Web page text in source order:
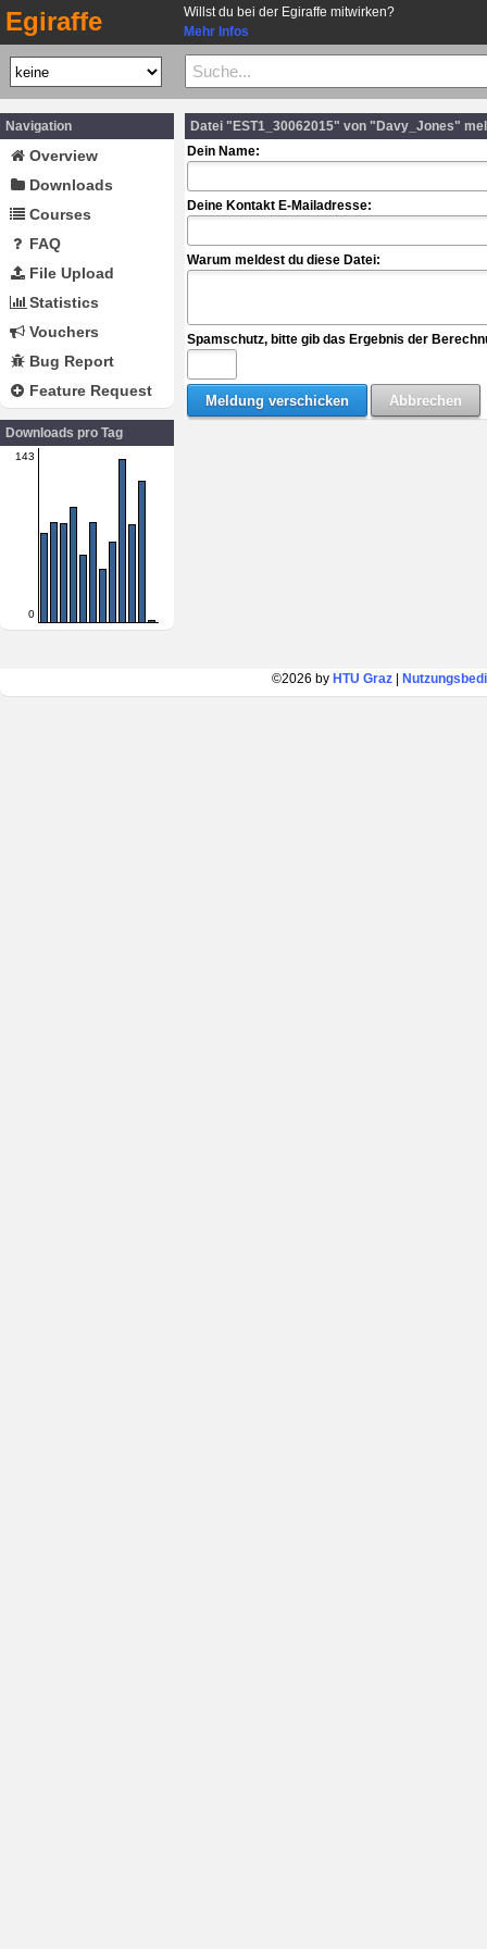
Egiraffe
Willst du bei der Egiraffe mitwirken?
Mehr Infos
Navigation
Overview
Downloads
Courses
FAQ
File Upload
Statistics
Vouchers
Bug Report
Feature Request
Downloads pro Tag
143
0
Datei "EST1_30062015" von "Davy_Jones"
Dein Name:
Deine Kontakt E-Mailadresse:
Warum meldest du diese Datei:
Spamschutz, bitte gib das Ergebnis der
©2026 by HTU Graz|